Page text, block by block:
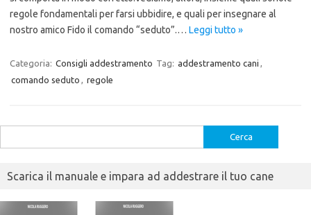
regole fondamentali per farsi ubbidire, e quali per insegnare al
nostro amico Fido il comando “seduto”.… Leggi tutto »
Categoria: Consigli addestramento Tag: addestramento cani ,
comando seduto , regole
per:
Scarica il manuale e impara ad addestrare il tuo cane